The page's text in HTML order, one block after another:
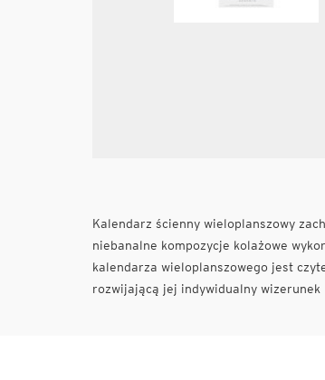
Kalendarz ścienny wieloplanszowy
niebanalne kompozycje kolażowe
kalendarza wieloplanszowego jest
rozwijającą jej indywidualny wizerunek